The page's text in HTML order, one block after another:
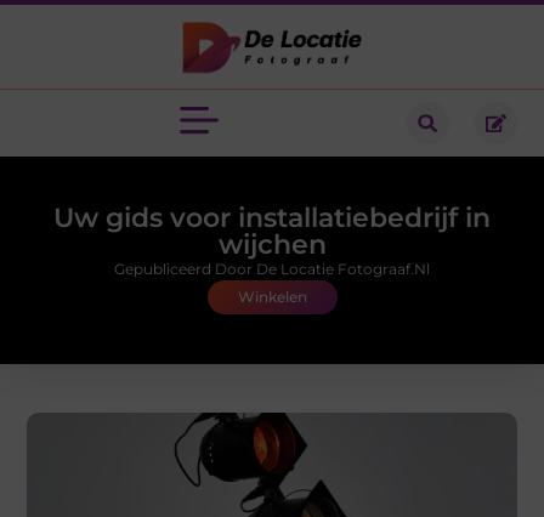
Uw gids voor installatiebedrijf in
wijchen
Winkelen
Gepubliceerd Door De Locatie Fotograaf.nl